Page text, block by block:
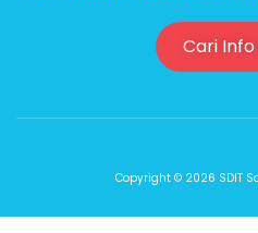
Cari Info
Copyright © 2026 SDIT